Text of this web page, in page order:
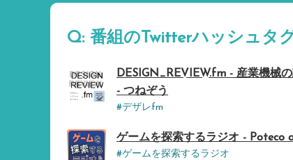
Q: 番組のTwitterハッシュタ
DESIGN_REVIEW.fm - 産業機械
- つねぞう
#デザレfm
ゲームを探索するラジオ - Poteco
#ゲームを探索するラジオ